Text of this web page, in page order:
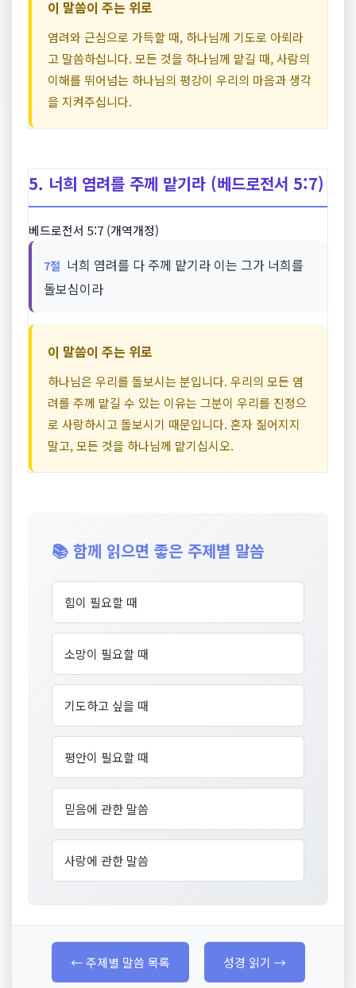
이 말씀이 주는 위로
염려와 근심으로 가득할 때, 하나님께 기도로 아뢰라
고 말씀하십니다. 모든 것을 하나님께 맡길 때, 사람의
이해를 뛰어넘는 하나님의 평강이 우리의 마음과 생각
을 지켜주십니다.
5. 너희 염려를 주께 맡기라 (베드로전서 5:7)
베드로전서 5:7 (개역개정)
7절 너희 염려를 다 주께 맡기라 이는 그가 너희를
돌보심이라
이 말씀이 주는 위로
하나님은 우리를 돌보시는 분입니다. 우리의 모든 염
려를 주께 맡길 수 있는 이유는 그분이 우리를 진정으
로 사랑하시고 돌보시기 때문입니다. 혼자 짊어지지
말고, 모든 것을 하나님께 맡기십시오.
📚 함께 읽으면 좋은 주제별 말씀
힘이 필요할 때
소망이 필요할 때
기도하고 싶을 때
평안이 필요할 때
믿음에 관한 말씀
사랑에 관한 말씀
← 주제별 말씀 목록 성경 읽기 →